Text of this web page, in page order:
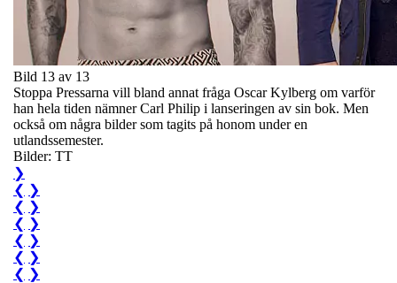
Bild 13 av 13
Stoppa Pressarna vill bland annat fråga Oscar Kylberg om varför
han hela tiden nämner Carl Philip i lanseringen av sin bok. Men
också om några bilder som tagits på honom under en
utlandssemester.
Bilder: TT
❯
❮ ❯
❮ ❯
❮ ❯
❮ ❯
❮ ❯
❮ ❯